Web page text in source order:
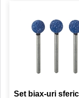
Set biax-uri